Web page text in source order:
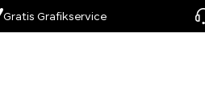
Gratis Grafikservice